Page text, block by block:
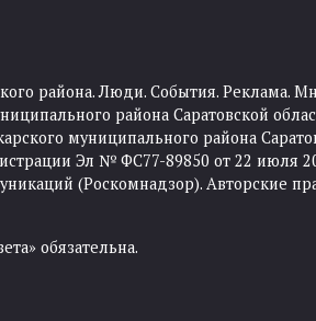
района. Люди. События. Реклама.
района Саратовской
муниципального района
Эл № ФС77-89850 от 22 июля
(Роскомнадзор). Авторские
обязательна.